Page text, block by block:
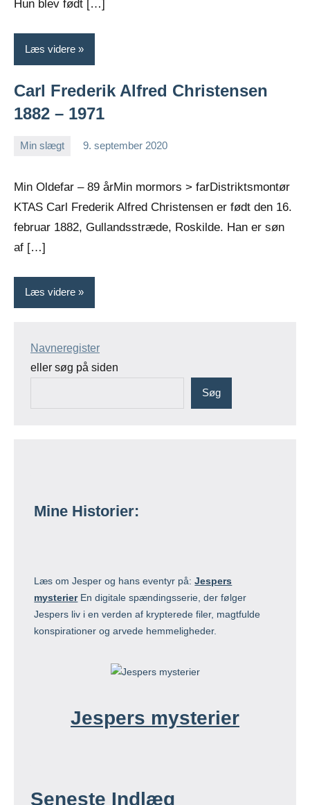
Hun blev født […]
Læs videre
Carl Frederik Alfred Christensen
1882 – 1971
Min slægt 9. september 2020
Min Oldefar – 89 årMin mormors > farDistriktsmontør
KTAS Carl Frederik Alfred Christensen er født den 16.
februar 1882, Gullandsstræde, Roskilde. Han er søn
af […]
Læs videre
Navneregister
eller søg på siden
Søg
Mine Historier:
Læs om Jesper og hans eventyr på:Jespers
mysterier En digitale spændingsserie, der følger
Jespers liv i en verden af krypterede filer, magtfulde
konspirationer og arvede hemmeligheder.
Jespers mysterier
Seneste Indlæg